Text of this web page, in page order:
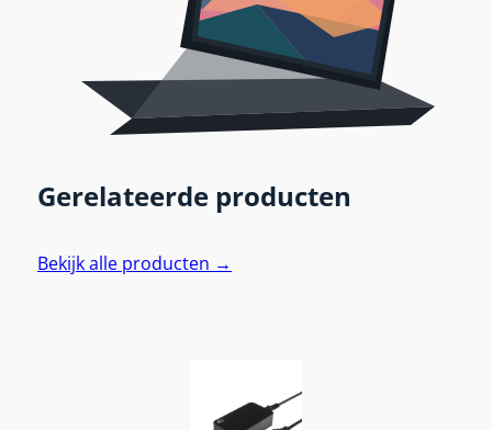
Gerelateerde producten
Bekijk alle producten →